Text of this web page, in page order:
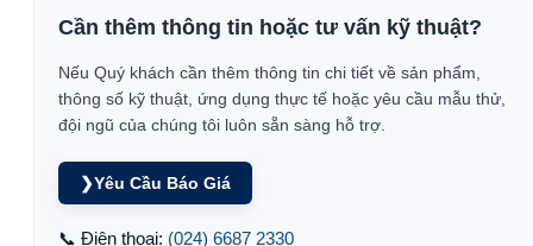
Cần thêm thông tin hoặc tư vấn kỹ thuật?
Nếu Quý khách cần thêm thông tin chi tiết về sản phẩm,
thông số kỹ thuật, ứng dụng thực tế hoặc yêu cầu mẫu thử,
đội ngũ của chúng tôi luôn sẵn sàng hỗ trợ.
❯Yêu Cầu Báo Giá
📞 Điện thoại: (024) 6687 2330